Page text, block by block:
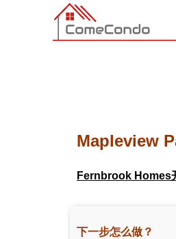
多伦多最新最全的
Mapleview
Fernbrook Homes
下一步怎么做？